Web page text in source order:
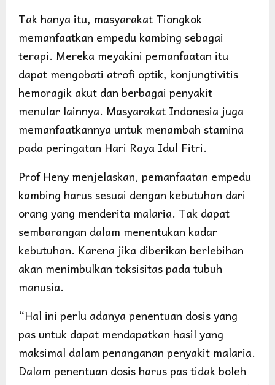
Tak hanya itu, masyarakat Tiongkok
memanfaatkan empedu kambing sebagai
terapi. Mereka meyakini pemanfaatan itu
dapat mengobati atrofi optik, konjungtivitis
hemoragik akut dan berbagai penyakit
menular lainnya. Masyarakat Indonesia juga
memanfaatkannya untuk menambah stamina
pada peringatan Hari Raya Idul Fitri.
Prof Heny menjelaskan, pemanfaatan empedu
kambing harus sesuai dengan kebutuhan dari
orang yang menderita malaria. Tak dapat
sembarangan dalam menentukan kadar
kebutuhan. Karena jika diberikan berlebihan
akan menimbulkan toksisitas pada tubuh
manusia.
“Hal ini perlu adanya penentuan dosis yang
pas untuk dapat mendapatkan hasil yang
maksimal dalam penanganan penyakit malaria.
Dalam penentuan dosis harus pas tidak boleh